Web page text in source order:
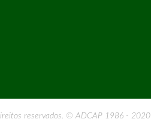
reservados. © ADCAP 1986 - 2020